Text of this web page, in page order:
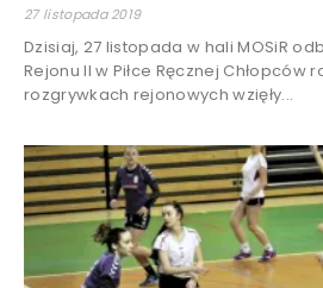
27 listopada 2019
Dzisiaj, 27 listopada w hali MOSiR
Rejonu II w Piłce Ręcznej Chłopców
rozgrywkach rejonowych wzięły...